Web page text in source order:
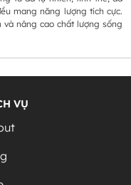
mang năng lượng tích cực.
nâng cao chất lượng sống
VỤ